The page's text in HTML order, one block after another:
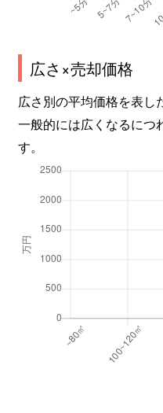
広さ×売却価格
広さ別の平均価格を表し
一般的には広くなるにつ
す。